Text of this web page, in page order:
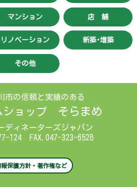
マンション 店 舗
リノベーション 新築･増築
その他
市の信頼と実績のある
ショップ そらまめ
ディネーターズジャパン
124 FAX.047-323-6528
保護方針・著作権など